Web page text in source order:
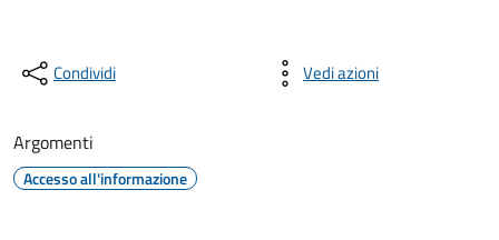
Condividi Vedi azioni
Argomenti
Accesso all'informazione